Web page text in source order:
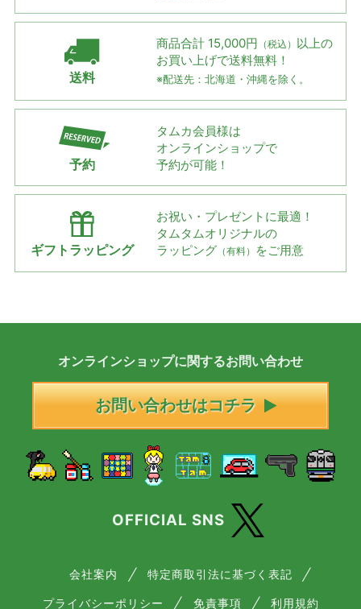
送料
商品合計 15,000円 （税込） 以上の
お買い上げで送料無料！
※配送先：北海道・沖縄を除く。
予約
タムカ会員様は
オンラインショップで
予約が可能！
ギフトラッピング
お祝い・プレゼントに最適！
タムタムオリジナルの
ラッピング （有料） をご用意
オンラインショップに関するお問い合わせ
お問い合わせはコチラ
OFFICIAL SNS
会社案内 特定商取引法に基づく表記
プライバシーポリシー 免責事項 利用規約